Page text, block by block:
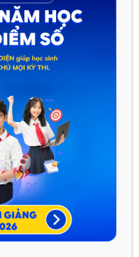
nghe những lay động
vào trong tâm trí của
cảm trong văn tự sự
môn văn lớp 10.